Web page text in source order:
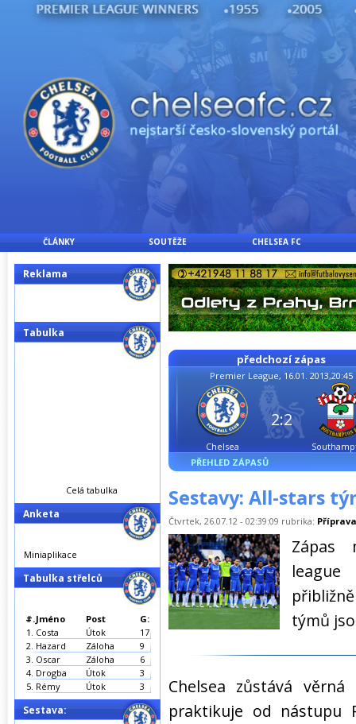
ČLÁNKY SOUTĚŽE CHELSEA FC
předchozí zápas
Premier League, 16.01. 2013,20:45
Chelsea
2:2
PŘEHLED ZÁPASŮ
Sestavy: All-stars
Čtvrtek, 26.07.12 - 02:39:09 rubrika: Příprava
Zápas
týmů
Chelsea zůstává
praktikuje od nástupu
Reklama
Tabulka
Celá tabulka
Anketa
Miniaplikace
Tabulka střelců
#.Jméno Post
G:
1. Costa Útok
17
2. Hazard Záloha
9
3. Oscar Záloha
6
4. Drogba Útok
3
5. Rémy Útok 3
Sestava: